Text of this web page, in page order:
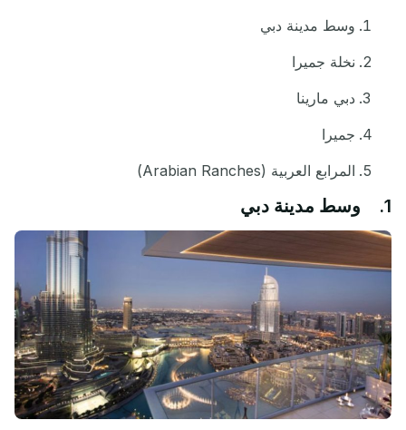
وسط مدينة دبي
نخلة جميرا
دبي مارينا
جميرا
المرابع العربية (Arabian Ranches)
1. وسط مدينة دبي